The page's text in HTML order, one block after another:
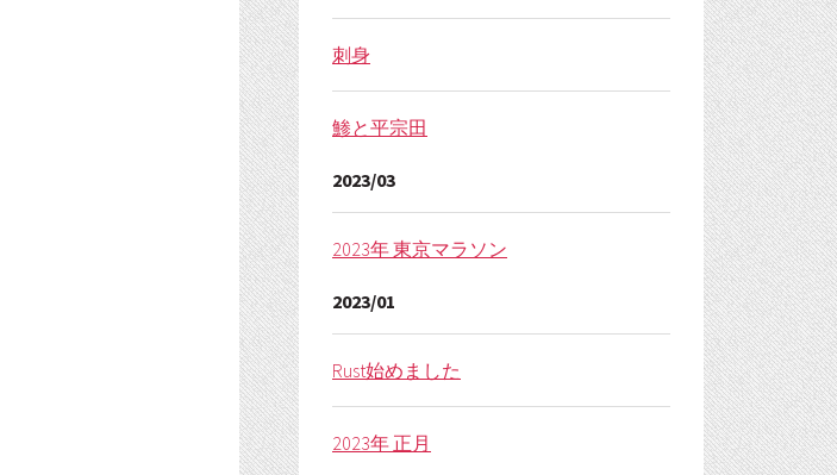
刺身
鯵と平宗田
2023/03
2023年 東京マラソン
2023/01
Rust始めました
2023年 正月